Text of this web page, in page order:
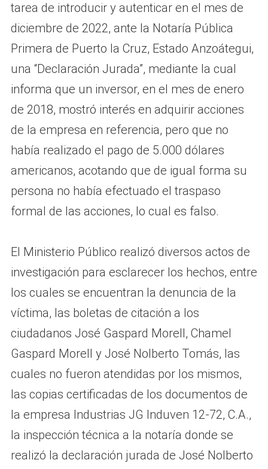
tarea de introducir y autenticar en el mes de
diciembre de 2022, ante la Notaría Pública
Primera de Puerto la Cruz, Estado Anzoátegui,
una “Declaración Jurada”, mediante la cual
informa que un inversor, en el mes de enero
de 2018, mostró interés en adquirir acciones
de la empresa en referencia, pero que no
había realizado el pago de 5.000 dólares
americanos, acotando que de igual forma su
persona no había efectuado el traspaso
formal de las acciones, lo cual es falso.
El Ministerio Público realizó diversos actos de
investigación para esclarecer los hechos, entre
los cuales se encuentran la denuncia de la
víctima, las boletas de citación a los
ciudadanos José Gaspard Morell, Chamel
Gaspard Morell y José Nolberto Tomás, las
cuales no fueron atendidas por los mismos,
las copias certificadas de los documentos de
la empresa Industrias JG Induven 12-72, C.A.,
la inspección técnica a la notaría donde se
realizó la declaración jurada de José Nolberto